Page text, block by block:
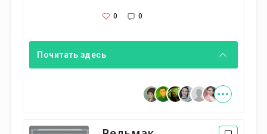
0 0
Почитать здесь